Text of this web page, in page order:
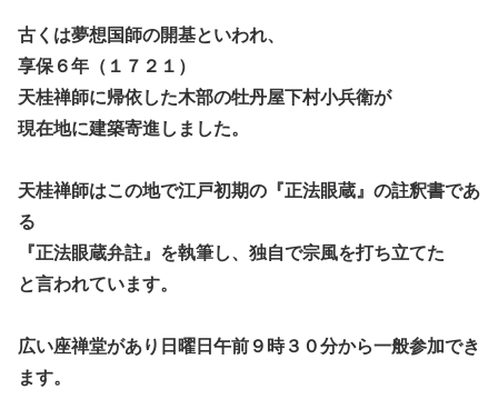
古くは夢想国師の開基といわれ、
享保６年（１７２１）
天桂禅師に帰依した木部の牡丹屋下村小兵衛が
現在地に建築寄進しました。
天桂禅師はこの地で江戸初期の『正法眼蔵』の註釈書であ
る
『正法眼蔵弁註』を執筆し、独自で宗風を打ち立てた
と言われています。
広い座禅堂があり日曜日午前９時３０分から一般参加でき
ます。